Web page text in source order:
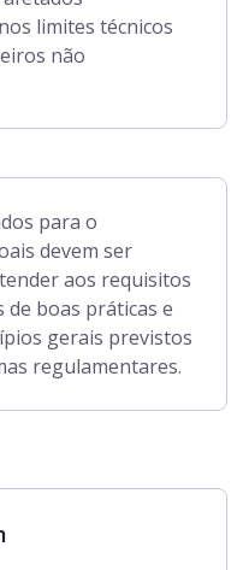
limites técnicos
não
para o
devem ser
aos requisitos
de boas práticas e
gerais previstos
regulamentares.